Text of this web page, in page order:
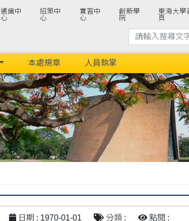
通識中
心
招策中
心
實習中
心
創新學
院
東海大學
頁
本處規章 人員執掌
日期 : 1970-01-01 分類 : 點閱 :